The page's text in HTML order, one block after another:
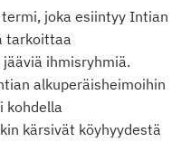
joka esiintyy Intian
tarkoittaa
ihmisryhmiä.
alkuperäisheimoihin
kohdella
kärsivät köyhyydestä